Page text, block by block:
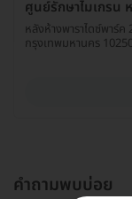
ศูนย์รักษาไมเกรน
หลังห้างพาราไดซ์พาร์
กรุงเทพมหานคร
คำถามพบบ่อย